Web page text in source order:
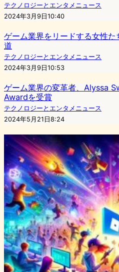
テクノロジーとエンタメニュース
2024年3月9日10:40
ゲーム業界をリードする女性
道
テクノロジーとエンタメニュース
2024年3月9日10:53
ゲーム業界の変革者、Alyssa
Awardを受賞
テクノロジーとエンタメニュース
2024年5月21日8:24